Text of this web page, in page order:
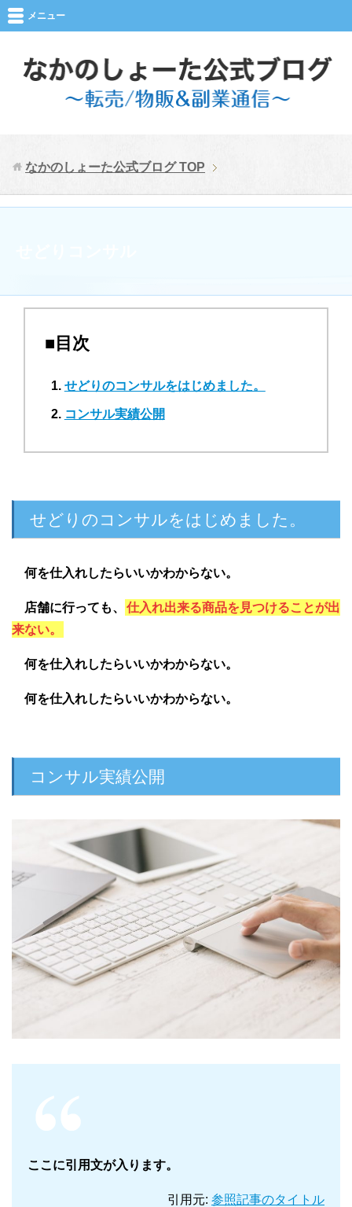
メニュー
なかのしょーた公式ブログTOP
■目次
せどりのコンサルをはじめました。
コンサル実績公開
せどりのコンサルをはじめました。
何を仕入れしたらいいかわからない。
店舗に行っても、
仕入れ出来る商品を見つけることが出
来ない。
何を仕入れしたらいいかわからない。
何を仕入れしたらいいかわからない。
コンサル実績公開
ここに引用文が入ります。
引用元: 参照記事のタイトル